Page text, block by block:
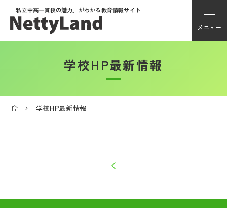
「私立中高一貫校の魅力」がわかる教育情報サイト
メニュー
アカウント登録
学校HP最新情報
学校HP最新情報